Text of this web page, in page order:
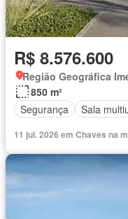
R$ 8.576.600
Região Geográfica
850 m²
Segurança
Sala
11 jul. 2026 em Chaves na